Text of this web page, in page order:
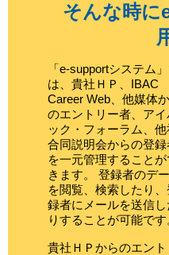
そんな時
「e-supportシステム
は、貴社ＨＰ、IBAC
Career Web、他媒体
のエントリー者、アイ
ック・フォーラム、他
合同説明会からの登録
を一元管理することが
きます。 登録者のデ
を閲覧、検索したり、
録者にメールを送信し
りすることが可能です
貴社ＨＰからのエント